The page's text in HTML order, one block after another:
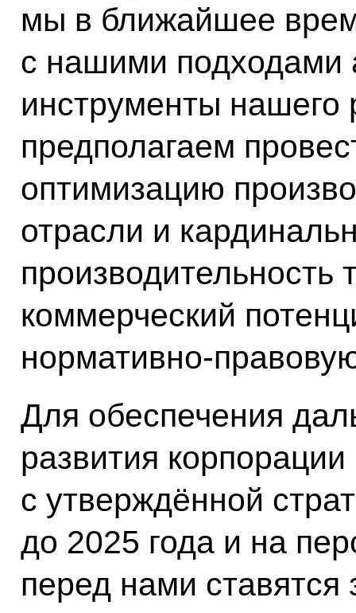
мы в ближайшее
с нашими подходами
инструменты нашего
предполагаем
оптимизацию
отрасли и
производительность
коммерческий
нормативно-
Для обеспечения
развития корпорации
с утверждённой
до 2025 года и на
перед нами ставятся